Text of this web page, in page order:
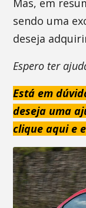
Mas, em
sendo uma
deseja
Espero ter
Está em
deseja uma
clique aqui e